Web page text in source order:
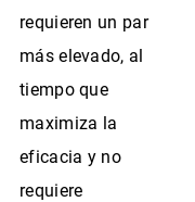
requieren un par
más elevado, al
tiempo que
maximiza la
eficacia y no
requiere